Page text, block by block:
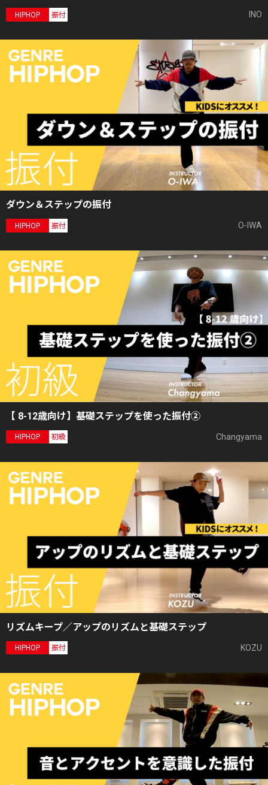
HIPHOP 振付 INO
ダウン＆ステップの振付
HIPHOP 振付 O-IWA
【 8-12歳向け】基礎ステップを使った振付②
HIPHOP 初級 Changyama
リズムキープ／アップのリズムと基礎ステップ
HIPHOP 振付 KOZU